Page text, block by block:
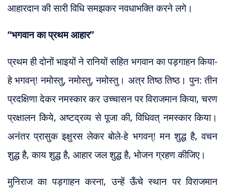
आहारदान की सारी विधि समझकर नवधाभक्ति करने लगे।
“भगवान का प्रथम आहार”
प्रथम ही दोनों भाइयों ने रानियों सहित भगवान का पड़गाहन किया-
हे भगवन्! नमोस्तु, नमोस्तु, नमोस्तु। अत्र तिष्ठ तिष्ठ। पुन: तीन
प्रदक्षिणा देकर नमस्कार कर उच्चासन पर विराजमान किया, चरण
प्रक्षालन किये, अष्टद्रव्य से पूजा की, विधिवत् नमस्कार किया।
अनंतर प्रासुक इक्षुरस लेकर बोले-हे भगवन्! मन शुद्ध है, वचन
शुद्ध है, काय शुद्ध है, आहार जल शुद्ध है, भोजन ग्रहण कीजिए।
मुनिराज का पड़गाहन करना, उन्हें ऊँचे स्थान पर विराजमान